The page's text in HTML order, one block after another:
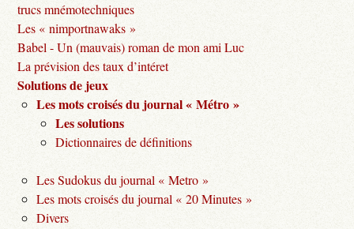
trucs mnémotechniques
Les « nimportnawaks »
Babel - Un (mauvais) roman de mon ami Luc
La prévision des taux d’intéret
Solutions de jeux
Les mots croisés du journal « Métro »
Les solutions
Dictionnaires de définitions
Les Sudokus du journal « Metro »
Les mots croisés du journal « 20 Minutes »
Divers